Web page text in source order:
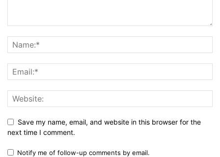
Save my name, email, and website in this browser for the
next time I comment.
Notify me of follow-up comments by email.